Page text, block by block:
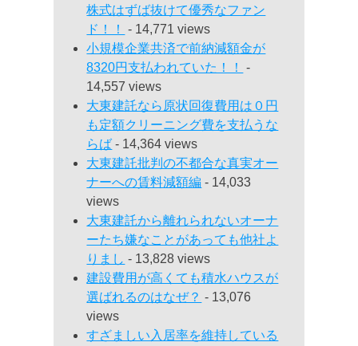
株式はずば抜けて優秀なファン
ド！！
- 14,771 views
小規模企業共済で前納減額金が
8320円支払われていた！！
-
14,557 views
大東建託なら原状回復費用は０円
も定額クリーニング費を支払うな
らば - 14,364 views
大東建託批判の不都合な真実オー
ナーへの賃料減額編 - 14,033
views
大東建託から離れられないオーナ
ーたち嫌なことがあっても他社よ
りまし - 13,828 views
建設費用が高くても積水ハウスが
選ばれるのはなぜ？ - 13,076
views
すざましい入居率を維持している